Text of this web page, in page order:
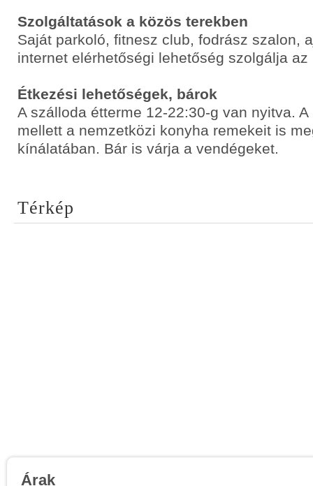
Szolgáltatások a közös terekben
Saját parkoló, fitnesz club, fodrász szalon,
internet elérhetőségi lehetőség szolgálja az
Étkezési lehetőségek, bárok
A szálloda étterme 12-22:30-g van nyitva.
mellett a nemzetközi konyha remekeit is
kínálatában. Bár is várja a vendégeket.
Térkép
Árak